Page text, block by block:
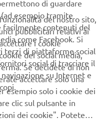
con sistema VVA
qualsiasi terreno
di guardare
esempio tramite
facilmente contenuti del
come Facebook. Si
terzi di piattaforme social
social di tracciare il
su Internet e
del nostro sito,
pubblicitari relativi ai
i cookie
dei social media,
Se decidete di non
accettare solo una
esempio solo i cookie dei
clic sul pulsante in
dei cookie". Potete